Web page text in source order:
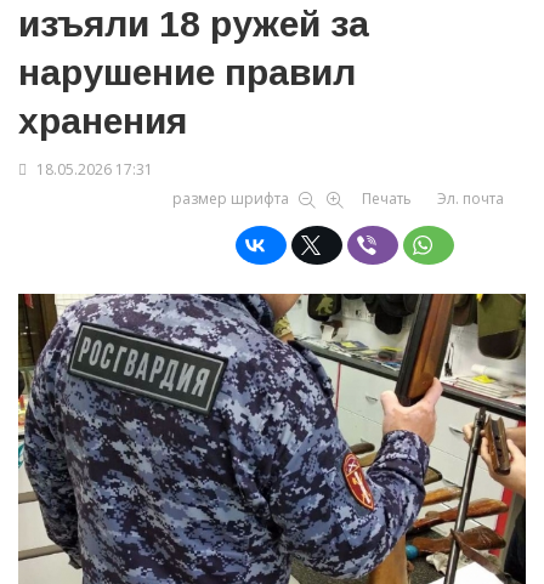
изъяли 18 ружей за
нарушение правил
хранения
18.05.2026 17:31
размер шрифта
Печать Эл. почта